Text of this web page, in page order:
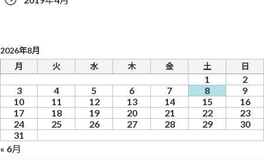
2026年8月
月
火 水 木 金 土 日
1
2
3
4 5 6 7 8
9
10
11 12 13 14 15
16
17
18 19 20 21 22
23
24
25 26 27 28 29
30
31
« 6月